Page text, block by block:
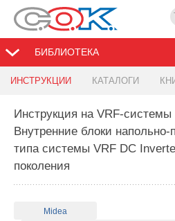
БИБЛИОТЕКА
ИНСТРУКЦИИ КАТАЛОГИ
Инструкция на VRF-системы
Внутренние блоки напольно-
типа системы VRF DC
поколения
Midea